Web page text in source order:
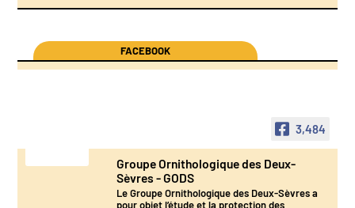
FACEBOOK
3,484
Groupe Ornithologique des Deux-
Sèvres - GODS
Le Groupe Ornithologique des Deux-Sèvres a
pour objet l’étude et la protection des